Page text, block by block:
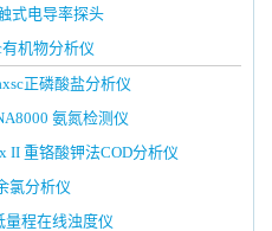
式电导率探头
有机物分析仪
正磷酸盐分析仪
氨氮检测仪
II 重铬酸钾法COD分析仪
氯分析仪
量程在线浊度仪